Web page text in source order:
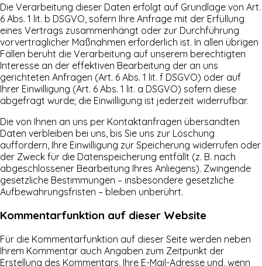
Die Verarbeitung dieser Daten erfolgt auf Grundlage von Art.
6 Abs. 1 lit. b DSGVO, sofern Ihre Anfrage mit der Erfüllung
eines Vertrags zusammenhängt oder zur Durchführung
vorvertraglicher Maßnahmen erforderlich ist. In allen übrigen
Fällen beruht die Verarbeitung auf unserem berechtigten
Interesse an der effektiven Bearbeitung der an uns
gerichteten Anfragen (Art. 6 Abs. 1 lit. f DSGVO) oder auf
Ihrer Einwilligung (Art. 6 Abs. 1 lit. a DSGVO) sofern diese
abgefragt wurde; die Einwilligung ist jederzeit widerrufbar.
Die von Ihnen an uns per Kontaktanfragen übersandten
Daten verbleiben bei uns, bis Sie uns zur Löschung
auffordern, Ihre Einwilligung zur Speicherung widerrufen oder
der Zweck für die Datenspeicherung entfällt (z. B. nach
abgeschlossener Bearbeitung Ihres Anliegens). Zwingende
gesetzliche Bestimmungen – insbesondere gesetzliche
Aufbewahrungsfristen – bleiben unberührt.
Kommentar­funktion auf dieser Website
Für die Kommentarfunktion auf dieser Seite werden neben
Ihrem Kommentar auch Angaben zum Zeitpunkt der
Erstellung des Kommentars, Ihre E-Mail-Adresse und, wenn